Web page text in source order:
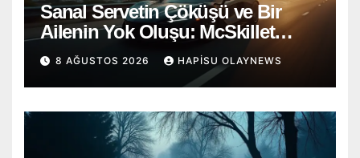
Sanal Servetin Çöküşü ve Bir
Ailenin Yok Oluşu: McSkillet
Trajedisi
8 AĞUSTOS 2026 HAPISU OLAYNEWS